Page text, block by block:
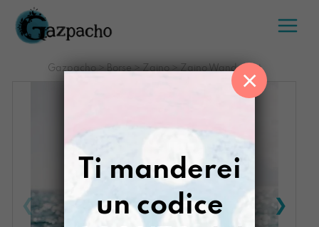
Salta
contenuto
Gazpacho> Borse > Zaino> Zaino Wanderlust
Ti manderei
un codice
×